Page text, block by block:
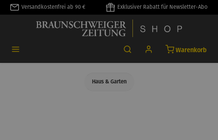
springen
Versandkostenfrei ab 90 € Exklusiver Rabatt für Newsletter-Abo
Warenkorb
Haus & Garten